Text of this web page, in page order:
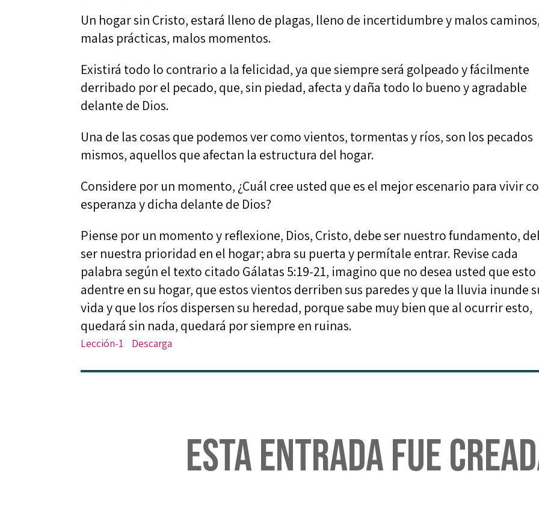
Un hogar sin Cristo, estará lleno de plagas, lleno de incertidumbre y malos caminos,
malas prácticas, malos momentos.
Existirá todo lo contrario a la felicidad, ya que siempre será golpeado y fácilmente
derribado por el pecado, que, sin piedad, afecta y daña todo lo bueno y agradable
delante de Dios.
Una de las cosas que podemos ver como vientos, tormentas y ríos, son los pecados
mismos, aquellos que afectan la estructura del hogar.
Considere por un momento, ¿Cuál cree usted que es el mejor escenario para vivir
esperanza y dicha delante de Dios?
Piense por un momento y reflexione, Dios, Cristo, debe ser nuestro fundamento,
ser nuestra prioridad en el hogar; abra su puerta y permítale entrar. Revise cada
palabra según el texto citado Gálatas 5:19-21, imagino que no desea usted que esto
adentre en su hogar, que estos vientos derriben sus paredes y que la lluvia inunde
vida y que los ríos dispersen su heredad, porque sabe muy bien que al ocurrir esto,
quedará sin nada, quedará por siempre en ruinas.
Lección-1 Descarga
Esta entrada fue